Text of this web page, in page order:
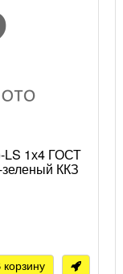
LS 1х4 ГОСТ
ККЗ
корзину